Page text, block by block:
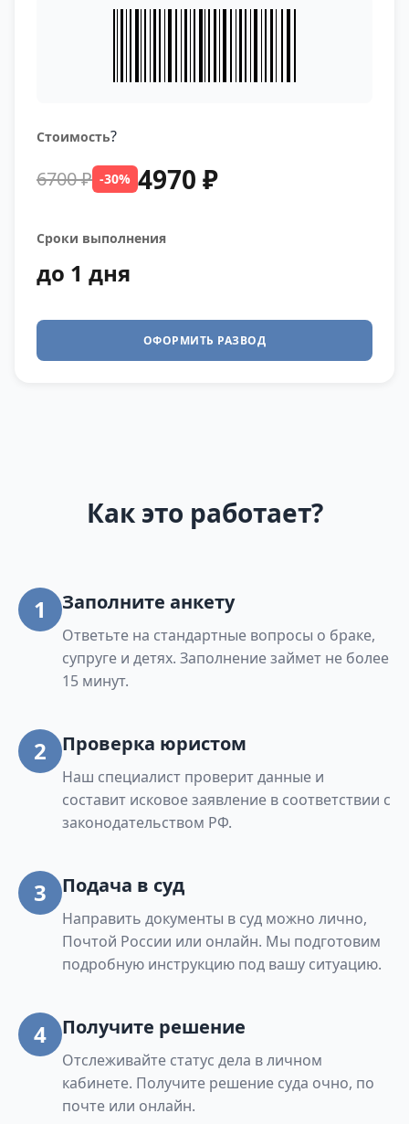
Стоимость?
6700 ₽ -30% 4970 ₽
Сроки выполнения
до 1 дня
ОФОРМИТЬ РАЗВОД
Как это работает?
1 Заполните анкету
Ответьте на стандартные вопросы о браке,
супруге и детях. Заполнение займет не более
15 минут.
2 Проверка юристом
Наш специалист проверит данные и
составит исковое заявление в соответствии с
законодательством РФ.
3 Подача в суд
Направить документы в суд можно лично,
Почтой России или онлайн. Мы подготовим
подробную инструкцию под вашу ситуацию.
4 Получите решение
Отслеживайте статус дела в личном
кабинете. Получите решение суда очно, по
почте или онлайн.